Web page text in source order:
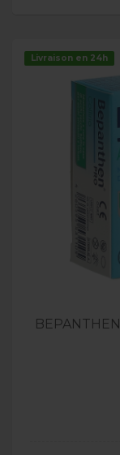
Livraison en 24h